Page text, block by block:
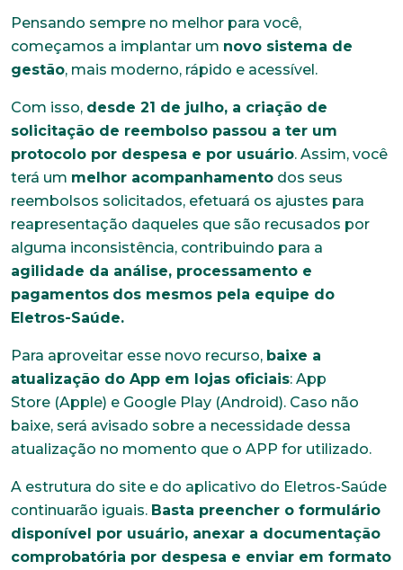
Pensando sempre no melhor para você,
começamos a implantar um novo sistema de
gestão, mais moderno, rápido e acessível.
Com isso, desde 21 de julho, a criação de
solicitação de reembolso passou a ter um
protocolo por despesa e por usuário. Assim, você
terá um melhor acompanhamento dos seus
reembolsos solicitados, efetuará os ajustes para
reapresentação daqueles que são recusados por
alguma inconsistência, contribuindo para a
agilidade da análise, processamento e
pagamentos dos mesmos pela equipe do
Eletros-Saúde.
Para aproveitar esse novo recurso, baixe a
atualização do App em lojas oficiais: App
Store (Apple) e Google Play (Android). Caso não
baixe, será avisado sobre a necessidade dessa
atualização no momento que o APP for utilizado.
A estrutura do site e do aplicativo do Eletros-Saúde
continuarão iguais. Basta preencher o formulário
disponível por usuário, anexar a documentação
comprobatória por despesa e enviar em formato